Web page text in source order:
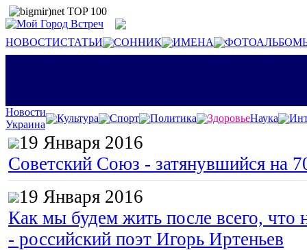
НОВОСТИСТАТЬИ СОННИК ИМЕНА
Новости
Украина
Культура Спорт Политика ЗдоровьеНаука
19 Января 2016
Советский Союз - затянувшийся на
19 Января 2016
Как мы будем жить после всего, что
- российский поэт Игорь Иртеньев